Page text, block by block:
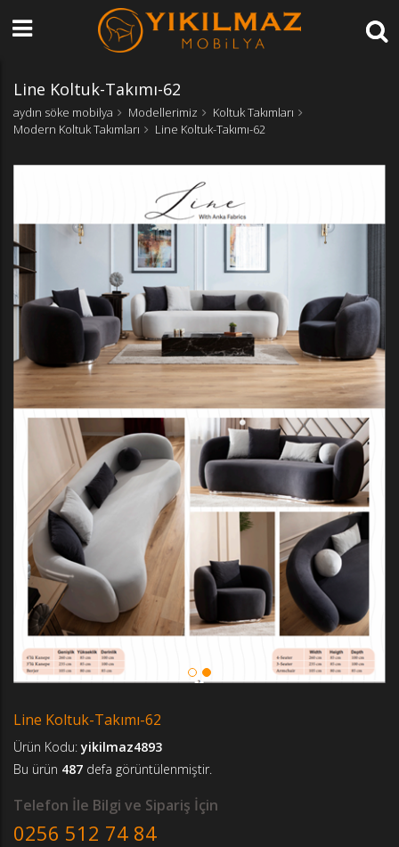
Line Koltuk-Takımı-62
aydın söke mobilya Modellerimiz
Koltuk Takımları
Modern Koltuk Takımları
Line Koltuk-Takımı-62
Line Koltuk-Takımı-62
Ürün Kodu:yikilmaz4893
Bu ürün 487 defa görüntülenmiştir.
Telefon İle Bilgi ve Sipariş İçin
0256 512 74 84